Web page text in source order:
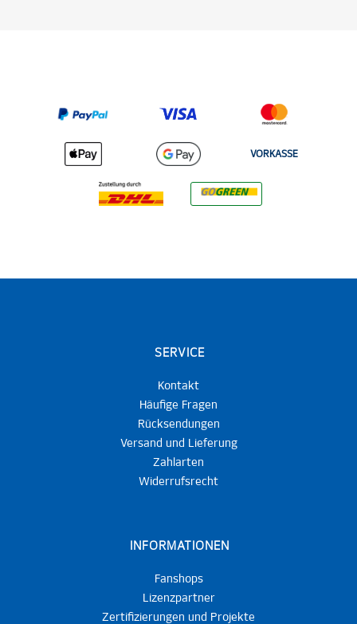
VORKASSE
SERVICE
Kontakt
Häufige Fragen
Rücksendungen
Versand und Lieferung
Zahlarten
Widerrufsrecht
INFORMATIONEN
Fanshops
Lizenzpartner
Zertifizierungen und Projekte